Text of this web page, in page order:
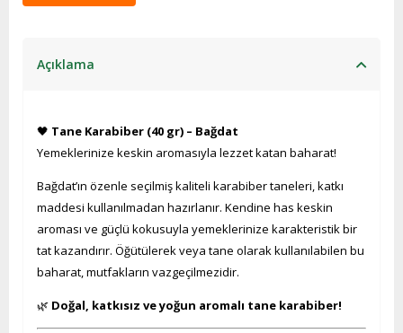
Açıklama
🖤 Tane Karabiber (40 gr) – Bağdat
Yemeklerinize keskin aromasıyla lezzet katan baharat!
Bağdat’ın özenle seçilmiş kaliteli karabiber taneleri, katkı
maddesi kullanılmadan hazırlanır. Kendine has keskin
aroması ve güçlü kokusuyla yemeklerinize karakteristik bir
tat kazandırır. Öğütülerek veya tane olarak kullanılabilen bu
baharat, mutfakların vazgeçilmezidir.
🌿 Doğal, katkısız ve yoğun aromalı tane karabiber!